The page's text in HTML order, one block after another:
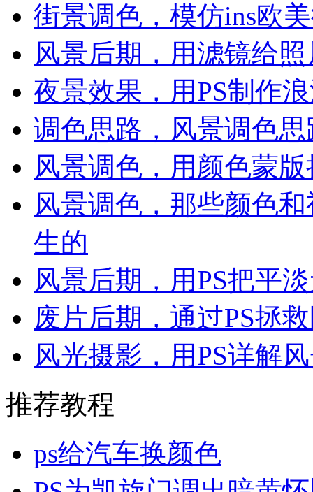
街景调色，模仿ins欧
风景后期，用滤镜给
夜景效果，用PS制作
调色思路，风景调色
风景调色，用颜色蒙
风景调色，那些颜色
生的
风景后期，用PS把平
废片后期，通过PS拯
风光摄影，用PS详解
推荐教程
ps给汽车换颜色